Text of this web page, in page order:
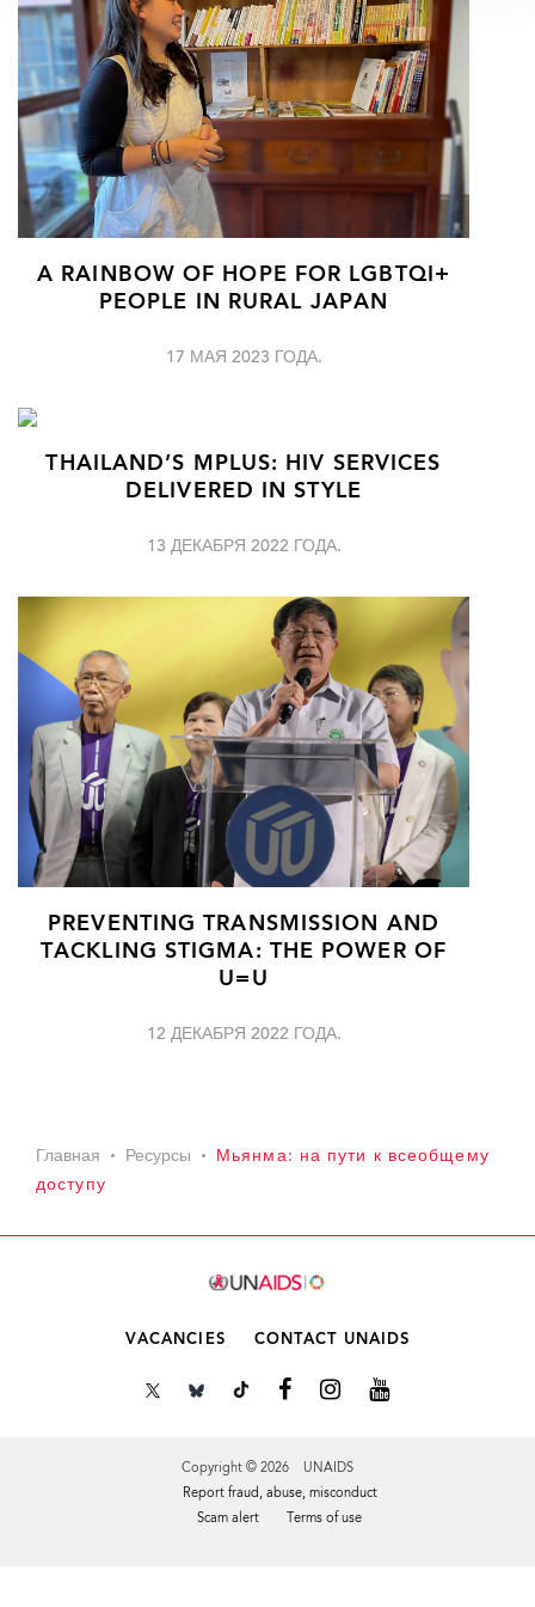
A RAINBOW OF HOPE FOR LGBTQI+
PEOPLE IN RURAL JAPAN
17 МАЯ 2023 ГОДА.
THAILAND’S MPLUS: HIV SERVICES
DELIVERED IN STYLE
13 ДЕКАБРЯ 2022 ГОДА.
PREVENTING TRANSMISSION AND
TACKLING STIGMA: THE POWER OF
U=U
12 ДЕКАБРЯ 2022 ГОДА.
Главная Ресурсы
Мьянма: на пути к всеобщему
доступу
VACANCIES CONTACT UNAIDS
Copyright © 2026 UNAIDS
Report fraud, abuse, misconduct
Scam alert
Terms of use